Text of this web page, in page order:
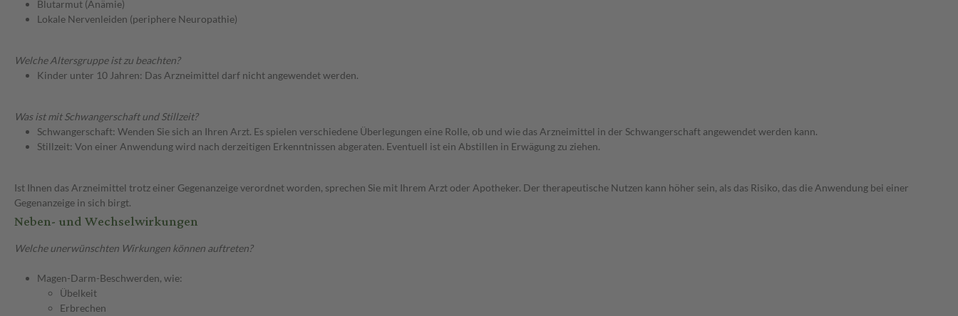
Blutarmut (Anämie)
Lokale Nervenleiden (periphere Neuropathie)
Welche Altersgruppe ist zu beachten?
Kinder unter 10 Jahren: Das Arzneimittel darf nicht angewendet werden.
Was ist mit Schwangerschaft und Stillzeit?
Schwangerschaft: Wenden Sie sich an Ihren Arzt. Es spielen verschiedene Überlegungen eine Rolle, ob und wie das Arzneimittel in der Schwangerschaft angewendet werden kann.
Stillzeit: Von einer Anwendung wird nach derzeitigen Erkenntnissen abgeraten. Eventuell ist ein Abstillen in Erwägung zu ziehen.
Ist Ihnen das Arzneimittel trotz einer Gegenanzeige verordnet worden, sprechen Sie mit Ihrem Arzt oder Apotheker. Der therapeutische Nutzen kann höher sein, als das Risiko, das die Anwendung bei einer
Gegenanzeige in sich birgt.
Neben- und Wechselwirkungen
Welche unerwünschten Wirkungen können auftreten?
Magen-Darm-Beschwerden, wie:
Übelkeit
Erbrechen